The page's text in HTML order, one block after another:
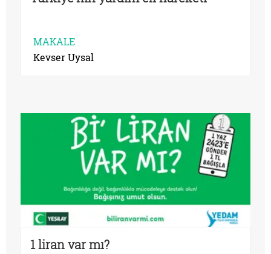
MAKALE
Kevser Uysal
1 liran var mı?